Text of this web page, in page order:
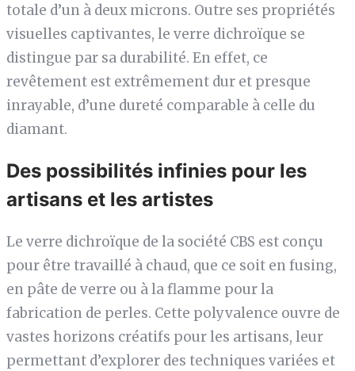
totale d’un à deux microns. Outre ses propriétés
visuelles captivantes, le verre dichroïque se
distingue par sa durabilité. En effet, ce
revêtement est extrêmement dur et presque
inrayable, d’une dureté comparable à celle du
diamant.
Des possibilités infinies pour les
artisans et les artistes
Le verre dichroïque de la société CBS est conçu
pour être travaillé à chaud, que ce soit en fusing,
en pâte de verre ou à la flamme pour la
fabrication de perles. Cette polyvalence ouvre de
vastes horizons créatifs pour les artisans, leur
permettant d’explorer des techniques variées et